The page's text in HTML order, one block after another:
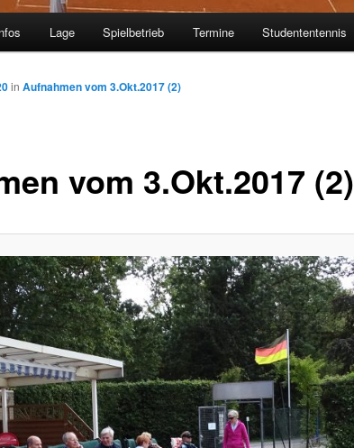
Lage Spielbetrieb Termine Studententennis
vom 3.Okt.2017 (2)
in Aufnahmen vom 3.Okt.2017 (2)